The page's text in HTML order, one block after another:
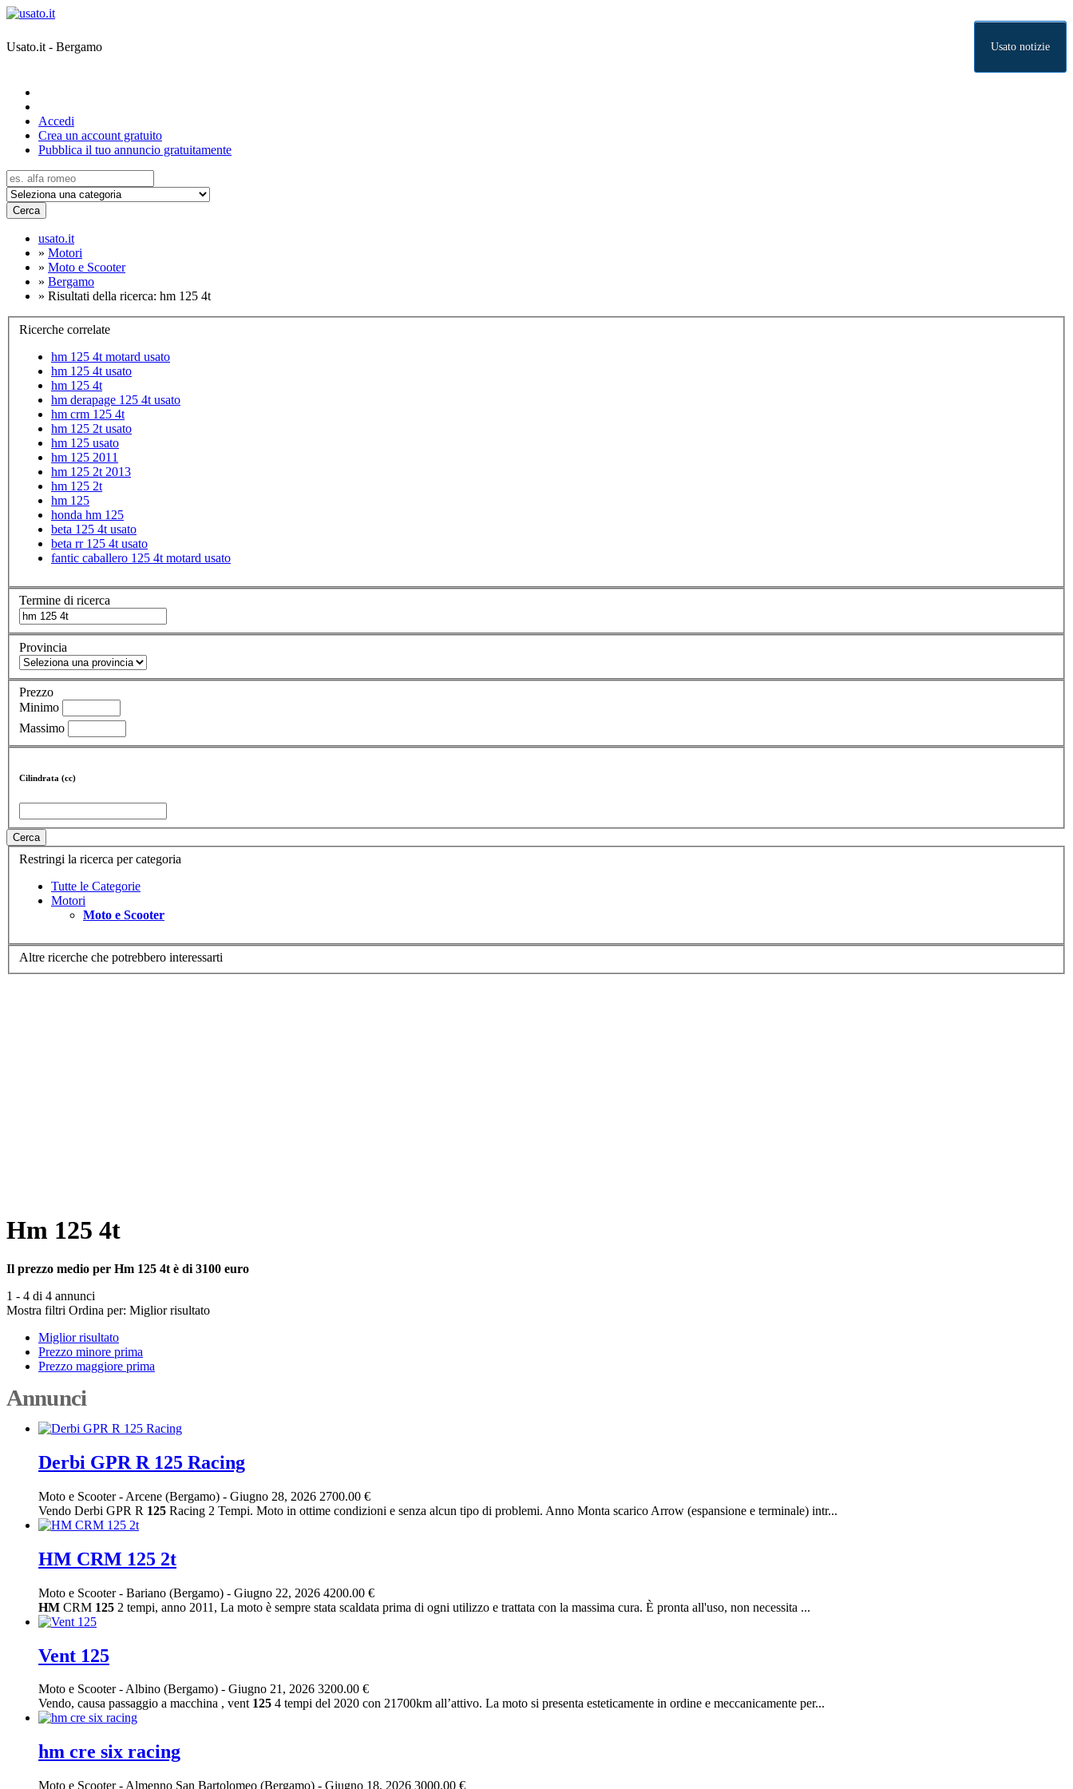
Usato.it - Bergamo Usato notizie
Accedi
Crea un account gratuito
Pubblica il tuo annuncio gratuitamente
Cerca
usato.it
» Motori
» Moto e Scooter
» Bergamo
» Risultati della ricerca: hm 125 4t
Ricerche correlate
hm 125 4t motard usato
hm 125 4t usato
hm 125 4t
hm derapage 125 4t usato
hm crm 125 4t
hm 125 2t usato
hm 125 usato
hm 125 2011
hm 125 2t 2013
hm 125 2t
hm 125
honda hm 125
beta 125 4t usato
beta rr 125 4t usato
fantic caballero 125 4t motard usato
Termine di ricerca
Provincia
Prezzo
Minimo
Massimo
Cilindrata (cc)
Cerca
Restringi la ricerca per categoria
Tutte le Categorie
Motori
Moto e Scooter
Altre ricerche che potrebbero interessarti
Hm 125 4t
Il prezzo medio per Hm 125 4t è di 3100 euro
1 - 4 di 4 annunci
Mostra filtri Ordina per: Miglior risultato
Miglior risultato
Prezzo minore prima
Prezzo maggiore prima
Annunci
Derbi GPR R 125 Racing
Moto e Scooter- Arcene (Bergamo) - Giugno 28, 2026 2700.00 €
Vendo Derbi GPR R 125 Racing 2 Tempi. Moto in ottime condizioni e senza alcun tipo di problemi. Anno Monta scarico Arrow (espansione e terminale) intr...
HM CRM 125 2t
Moto e Scooter- Bariano (Bergamo) - Giugno 22, 2026 4200.00 €
HM CRM 125 2 tempi, anno 2011, La moto è sempre stata scaldata prima di ogni utilizzo e trattata con la massima cura. È pronta all'uso, non necessita ...
Vent 125
Moto e Scooter-Albino (Bergamo) - Giugno 21, 2026 3200.00 €
Vendo, causa passaggio a macchina , vent 125 4 tempi del 2020 con 21700km all’attivo. La moto si presenta esteticamente in ordine e meccanicamente per...
hm cre six racing
Moto e Scooter- Almenno San Bartolomeo (Bergamo) - Giugno 18, 2026 3000.00 €